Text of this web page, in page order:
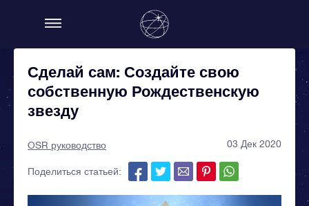
Сделай сам: Создайте свою
собственную Рождественскую
звезду
OSR руководство 03 Дек 2020
Поделиться статьей: